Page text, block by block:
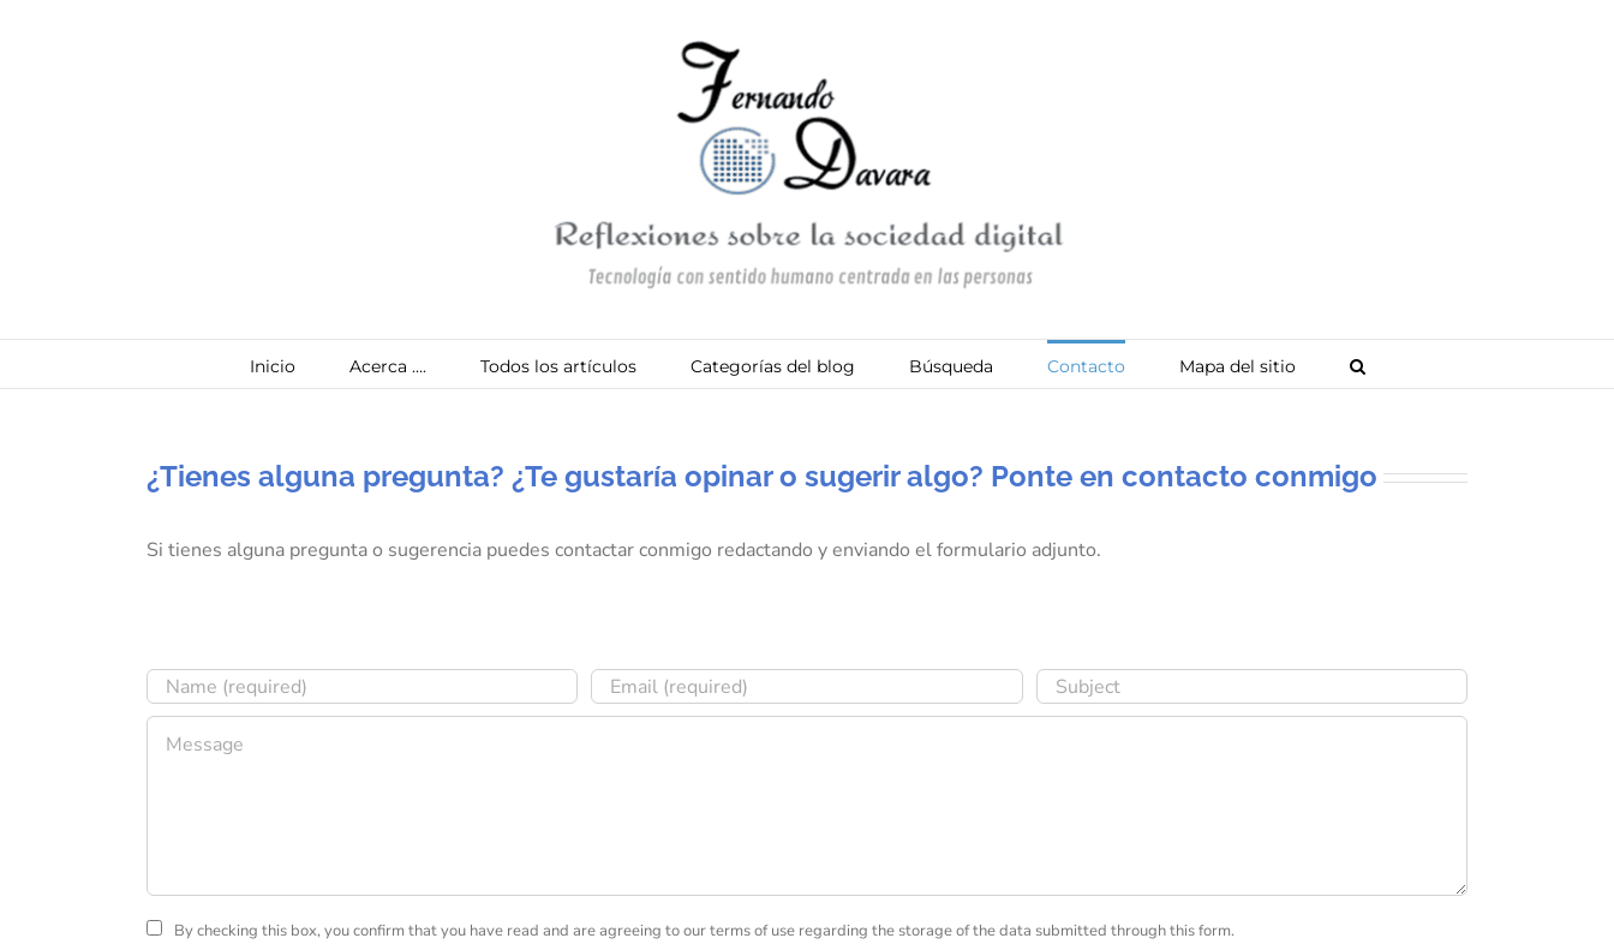
Inicio Acerca …. Todos los artículos Categorías del blog Búsqueda Contacto Mapa del sitio
¿Tienes alguna pregunta? ¿Te gustaría opinar o sugerir algo? Ponte en contacto conmigo
Si tienes alguna pregunta o sugerencia puedes contactar conmigo redactando y enviando el formulario adjunto.
By checking this box, you confirm that you have read and are agreeing to our terms of use regarding the storage of the data submitted through this form.